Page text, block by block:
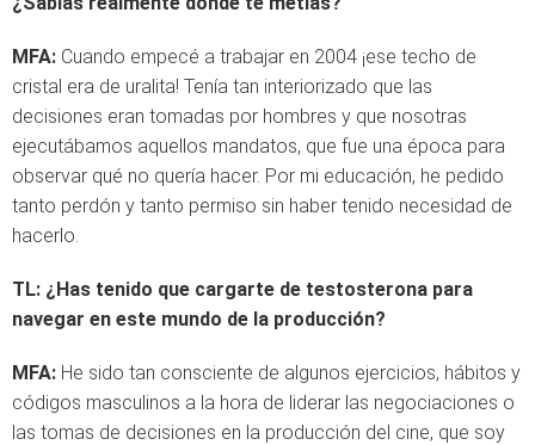
MFA: Cuando empecé a trabajar en 2004 ¡ese techo de
cristal era de uralita! Tenía tan interiorizado que las
decisiones eran tomadas por hombres y que nosotras
ejecutábamos aquellos mandatos, que fue una época para
observar qué no quería hacer. Por mi educación, he pedido
tanto perdón y tanto permiso sin haber tenido necesidad de
hacerlo.
TL: ¿Has tenido que cargarte de testosterona para
navegar en este mundo de la producción?
MFA: He sido tan consciente de algunos ejercicios, hábitos y
códigos masculinos a la hora de liderar las negociaciones o
las tomas de decisiones en la producción del cine, que soy